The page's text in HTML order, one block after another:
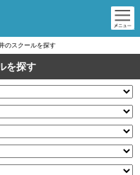
のスクールを探す
を探す